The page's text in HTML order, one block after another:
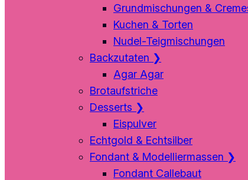
Grundmischungen &
Kuchen & Torten
Nudel-Teigmischungen
Backzutaten ❯
Agar Agar
Brotaufstriche
Desserts ❯
Eispulver
Echtgold & Echtsilber
Fondant & Modelliermassen ❯
Fondant Callebaut